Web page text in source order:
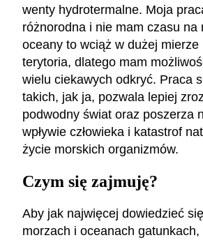
wenty hydrotermalne. Moja
różnorodna i nie mam czasu na
oceany to wciąż w dużej mierze
terytoria, dlatego mam
wielu ciekawych odkryć. Praca
takich, jak ja, pozwala lepiej
podwodny świat oraz poszerza
wpływie człowieka i katastrof
życie morskich organizmów.
Czym się zajmuję?
Aby jak najwięcej dowiedzieć
morzach i oceanach gatunkach,